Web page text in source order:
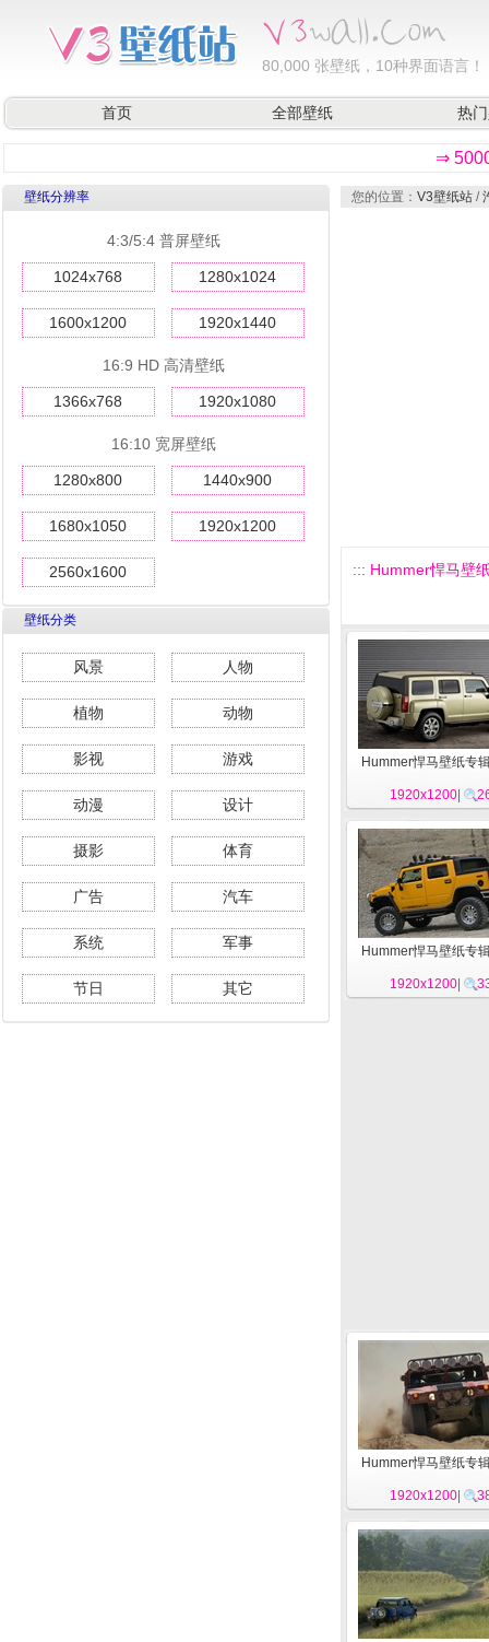
80,000 张壁纸，10种界面语言！
首页 全部壁纸 热
⇒
壁纸分辨率
4:3/5:4 普屏壁纸
1024x768 1280x1024
1600x1200 1920x1440
16:9 HD 高清壁纸
1366x768 1920x1080
16:10 宽屏壁纸
1280x800 1440x900
1680x1050 1920x1200
2560x1600
壁纸分类
风景 人物
植物 动物
影视 游戏
动漫 设计
摄影 体育
广告 汽车
系统 军事
节日 其它
您的位置： V3壁纸站 /
::: Hummer悍马壁
Hummer悍马壁纸专
1920x1200
Hummer悍马壁纸专
1920x1200
Hummer悍马壁纸专
1920x1200